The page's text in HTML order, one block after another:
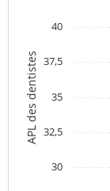
APL des dentistes
30
32,5
35
37,5
40